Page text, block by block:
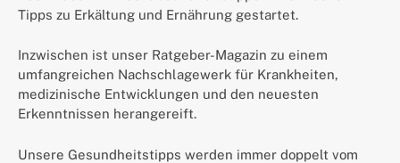
Tipps zu Erkältung und Ernährung gestartet.
Inzwischen ist unser Ratgeber-Magazin zu einem
umfangreichen Nachschlagewerk für Krankheiten,
medizinische Entwicklungen und den neuesten
Erkenntnissen herangereift.
Unsere Gesundheitstipps werden immer doppelt vom